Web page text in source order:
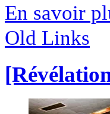
En savoir
Old Links